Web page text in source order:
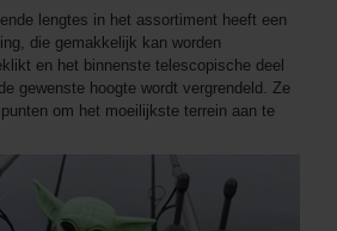
lengtes in het assortiment heeft een
die gemakkelijk kan worden
en het binnenste telescopische deel
gewenste hoogte wordt vergrendeld. Ze
om het moeilijkste terrein aan te